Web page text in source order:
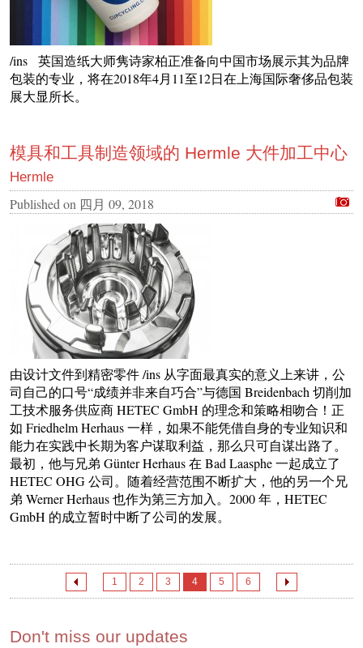
/ins 英国造纸大师隽诗家柏正准备向中国市场展示其为品牌
包装的专业，将在2018年4月11至12日在上海国际奢侈品包装
展大显所长。
模具和工具制造领域的 Hermle 大件加工中心
Hermle
Published on 四月 09, 2018
由设计文件到精密零件 /ins 从字面最真实的意义上来讲，公
司自己的口号“成绩并非来自巧合”与德国 Breidenbach 切削加
工技术服务供应商 HETEC GmbH 的理念和策略相吻合！正
如 Friedhelm Herhaus 一样，如果不能凭借自身的专业知识和
能力在实践中长期为客户谋取利益，那么只可自谋出路了。
最初，他与兄弟 Günter Herhaus 在 Bad Laasphe 一起成立了
HETEC OHG 公司。随着经营范围不断扩大，他的另一个兄
弟 Werner Herhaus 也作为第三方加入。2000 年，HETEC
GmbH 的成立暂时中断了公司的发展。
1 2 3 4 5 6
Don't miss our updates